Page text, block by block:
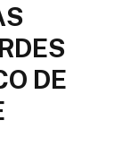
DE